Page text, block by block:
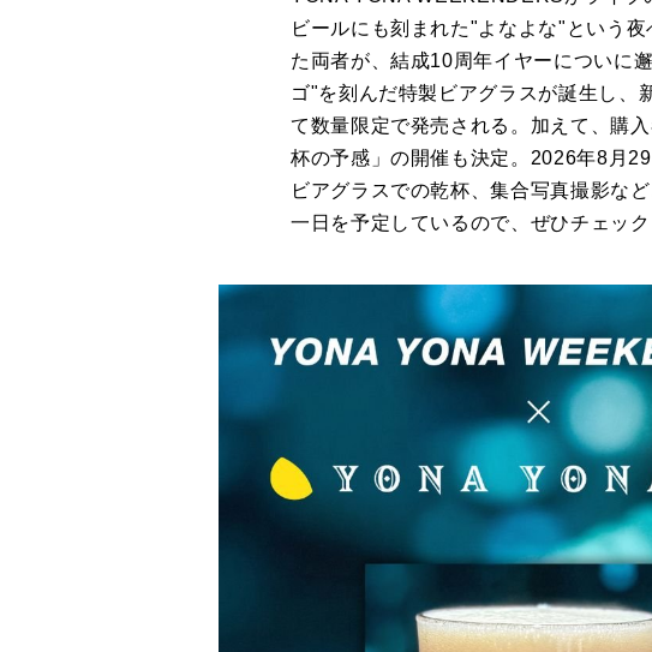
ビールにも刻まれた"よなよな"という
た両者が、結成10周年イヤーについに
ゴ"を刻んだ特製ビアグラスが誕生し
て数量限定で発売される。加えて、購
杯の予感」の開催も決定。2026年8月
ビアグラスでの乾杯、集合写真撮影な
一日を予定しているので、ぜひチェック